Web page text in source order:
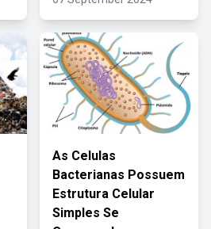
As Celulas
Bacterianas Possuem
Estrutura Celular
Simples Se